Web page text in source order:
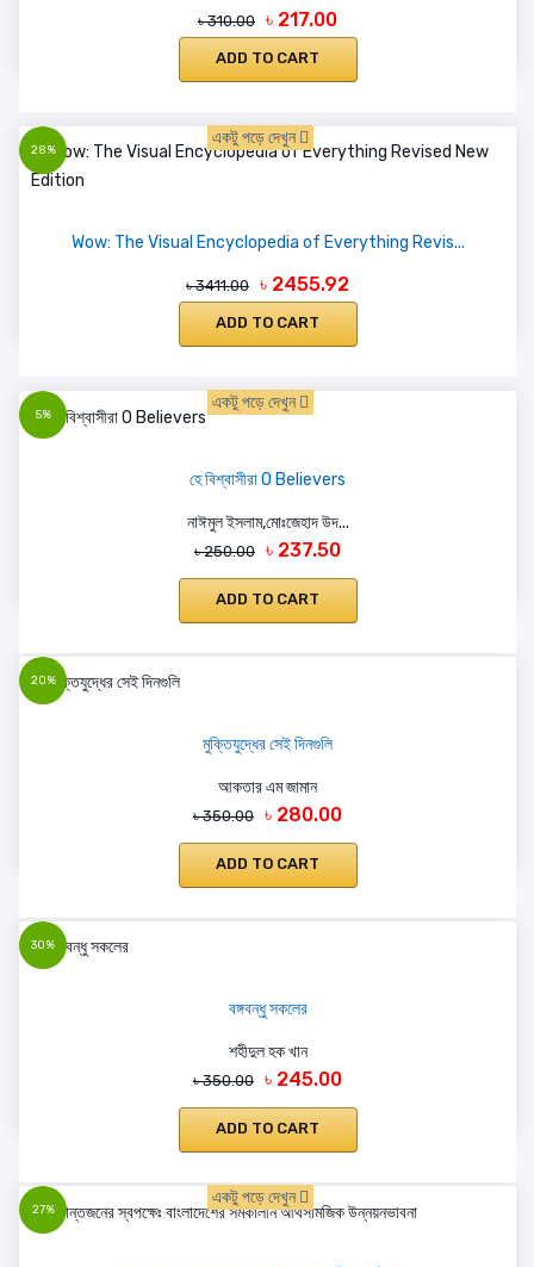
৳ 310.00 ৳ 217.00
ADD TO CART
28%
একটু পড়ে দেখুন
Wow: The Visual Encyclopedia of Everything Revis...
৳ 3411.00 ৳ 2455.92
ADD TO CART
5%
একটু পড়ে দেখুন
হে বিশ্বাসীরা O Believers
নাঈমুল ইসলাম,মোঃজেহাদ উদ...
৳ 250.00 ৳ 237.50
ADD TO CART
20%
মুক্তিযুদ্ধের সেই দিনগুলি
আকতার এম জামান
৳ 350.00 ৳ 280.00
ADD TO CART
30%
বঙ্গবন্ধু সকলের
শহীদুল হক খান
৳ 350.00 ৳ 245.00
ADD TO CART
27%
একটু পড়ে দেখুন